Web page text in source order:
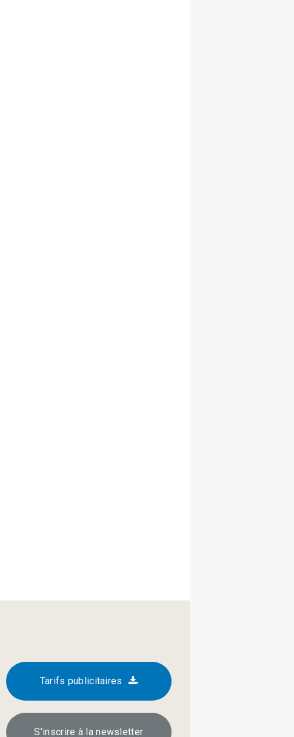
Tarifs publicitaires
S’inscrire à la newsletter